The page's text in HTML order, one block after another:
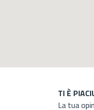
TI È
La tua